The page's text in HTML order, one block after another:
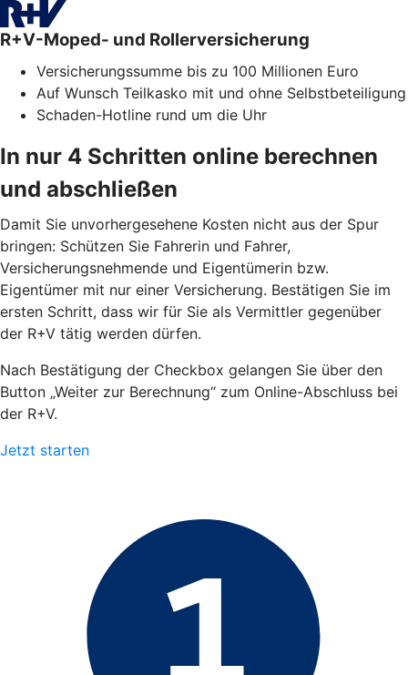
R+V-Moped- und Rollerversicherung
Versicherungssumme bis zu 100 Millionen Euro
Auf Wunsch Teilkasko mit und ohne Selbstbeteiligung
Schaden-Hotline rund um die Uhr
In nur 4 Schritten online berechnen
und abschließen
Damit Sie unvorhergesehene Kosten nicht aus der Spur
bringen: Schützen Sie Fahrerin und Fahrer,
Versicherungsnehmende und Eigentümerin bzw.
Eigentümer mit nur einer Versicherung. Bestätigen Sie im
ersten Schritt, dass wir für Sie als Vermittler gegenüber
der R+V tätig werden dürfen.
Nach Bestätigung der Checkbox gelangen Sie über den
Button „Weiter zur Berechnung“ zum Online-Abschluss bei
der R+V.
Jetzt starten